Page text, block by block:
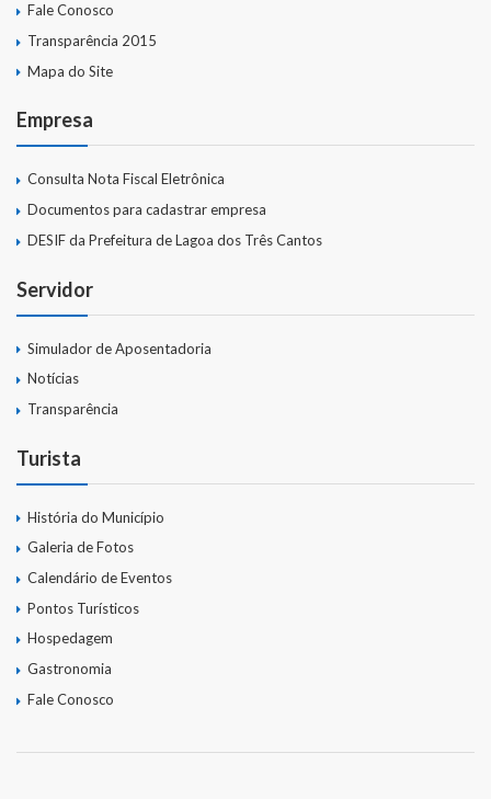
Fale Conosco
Transparência 2015
Mapa do Site
Empresa
Consulta Nota Fiscal Eletrônica
Documentos para cadastrar empresa
DESIF da Prefeitura de Lagoa dos Três Cantos
Servidor
Simulador de Aposentadoria
Notícias
Transparência
Turista
História do Município
Galeria de Fotos
Calendário de Eventos
Pontos Turísticos
Hospedagem
Gastronomia
Fale Conosco